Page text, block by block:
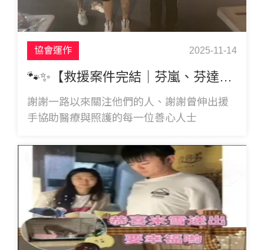
協會運作 2025-11-14
🐾✨【救援案件完結｜芬嵐、芬達、芬祈｜全員幸福！】✨🐾
謝謝一路以來關注他們的人、謝謝曾伸出援
手協助醫療與照護的每一位善心人士